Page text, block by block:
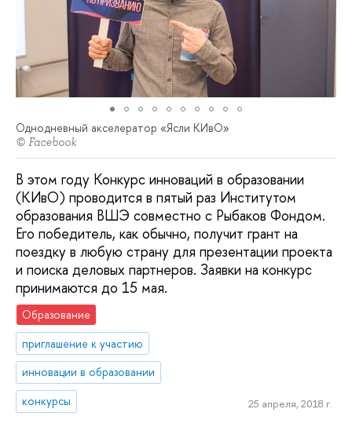
Однодневный акселератор «Ясли КИвО»
© Facebook
В этом году Конкурс инноваций в образовании
(КИвО) проводится в пятый раз Институтом
образования ВШЭ совместно с Рыбаков Фондом.
Его победитель, как обычно, получит грант на
поездку в любую страну для презентации проекта
и поиска деловых партнеров. Заявки на конкурс
принимаются до 15 мая.
Образование
приглашение к участию
инновации в образовании
конкурсы
25 апреля, 2018 г.